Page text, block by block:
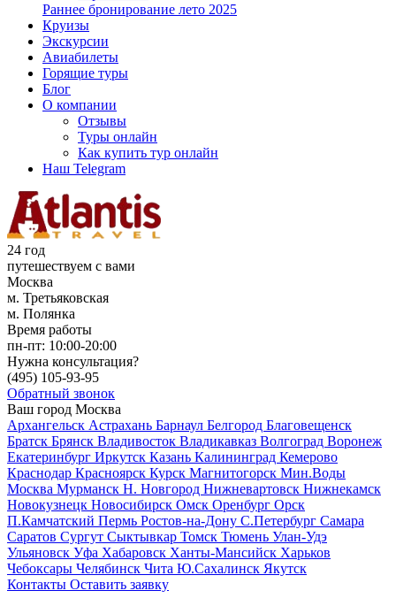
Раннее бронирование лето 2025
Круизы
Экскурсии
Авиабилеты
Горящие туры
Блог
О компании
Отзывы
Туры онлайн
Как купить тур онлайн
Наш Telegram
24 год
путешествуем с вами
Москва
м. Третьяковская
м. Полянка
Время работы
пн-пт: 10:00-20:00
Нужна консультация?
(495) 105-93-95
Обратный звонок
Ваш город Москва
Архангельск Астрахань Барнаул Белгород Благовещенск
Братск Брянск Владивосток Владикавказ Волгоград Воронеж
Екатеринбург Иркутск Казань Калининград Кемерово
Краснодар Красноярск Курск Магнитогорск Мин.Воды
Москва Мурманск Н. Новгород Нижневартовск Нижнекамск
Новокузнецк Новосибирск Омск Оренбург Орск
П.Камчатский Пермь Ростов-на-Дону С.Петербург Самара
Саратов Сургут Сыктывкар Томск Тюмень Улан-Удэ
Ульяновск Уфа Хабаровск Ханты-Мансийск Харьков
Чебоксары Челябинск Чита Ю.Сахалинск Якутск
Контакты Оставить заявку